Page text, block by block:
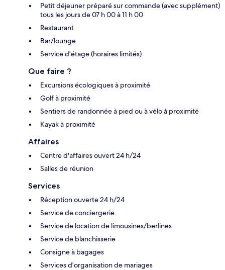
Petit déjeuner préparé sur commande (avec supplément)
tous les jours de 07 h 00 à 11 h 00
Restaurant
Bar/lounge
Service d'étage (horaires limités)
Que faire ?
Excursions écologiques à proximité
Golf à proximité
Sentiers de randonnée à pied ou à vélo à proximité
Kayak à proximité
Affaires
Centre d'affaires ouvert 24 h/24
Salles de réunion
Services
Réception ouverte 24 h/24
Service de conciergerie
Service de location de limousines/berlines
Service de blanchisserie
Consigne à bagages
Services d'organisation de mariages